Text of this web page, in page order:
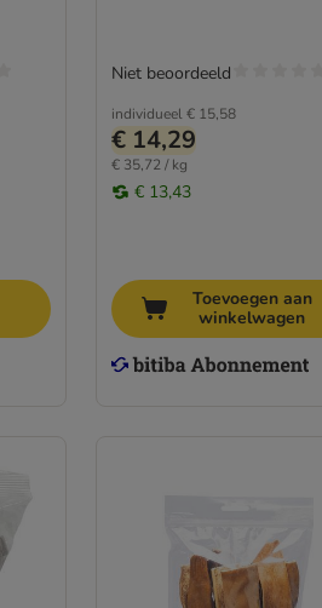
individueel € 15,58
€ 14,29
€ 35,72 / kg
€ 13,43
Niet beoordeeld
Toevoegen aan
winkelwagen